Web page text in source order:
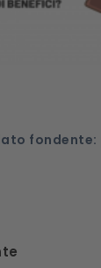
fondente: